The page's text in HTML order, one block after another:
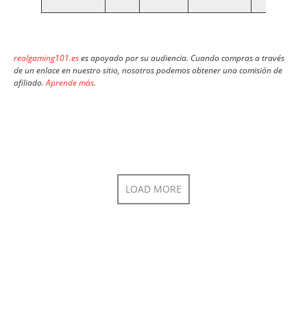
realgaming101.eses apoyado por su audiencia. Cuando compras a través
de un enlace en nuestro sitio, nosotros podemos obtener una comisión de
afiliado.Aprende más.
LOAD MORE